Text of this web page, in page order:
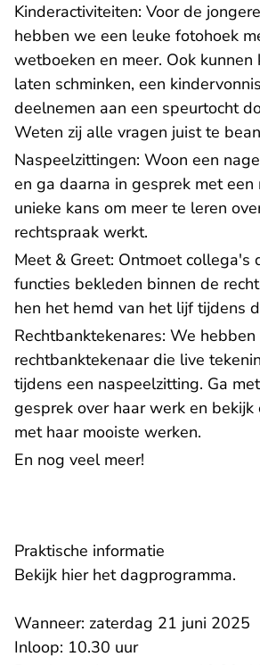
Kinderactiviteiten: Voor de
hebben we een leuke fotohoek
wetboeken en meer. Ook kunnen
laten schminken, een
deelnemen aan een speurtocht
Weten zij alle vragen juist te
Naspeelzittingen: Woon een
en ga daarna in gesprek met een
unieke kans om meer te leren
rechtspraak werkt.
Meet & Greet: Ontmoet collega's
functies bekleden binnen de
hen het hemd van het lijf tijdens
Rechtbanktekenares: We hebben
rechtbanktekenaar die live
tijdens een naspeelzitting. Ga
gesprek over haar werk en bekijk
met haar mooiste werken.
En nog veel meer!
Praktische informatie
Bekijk hier hetdagprogramma.
Wanneer: zaterdag 21 juni 2025
Inloop: 10.30 uur